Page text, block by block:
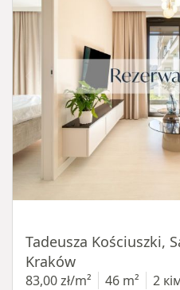
Tadeusza Kościuszki,
Kraków
83,00 zł/m² 46 m² 2